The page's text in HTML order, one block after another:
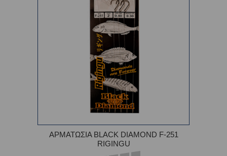
ΑΡΜΑΤΩΣΙΑ BLACK DIAMOND F-251
RIGINGU